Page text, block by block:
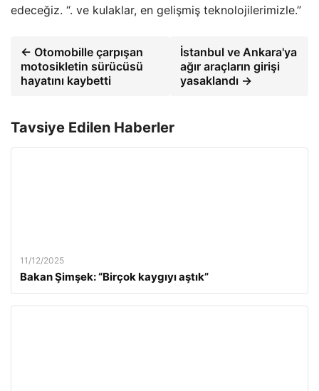
edeceğiz. “. ve kulaklar, en gelişmiş teknolojilerimizle.”
← Otomobille çarpışan
motosikletin sürücüsü
hayatını kaybetti
İstanbul ve Ankara'ya
ağır araçların girişi
yasaklandı →
Tavsiye Edilen Haberler
11/12/2025
Bakan Şimşek: “Birçok kaygıyı aştık”